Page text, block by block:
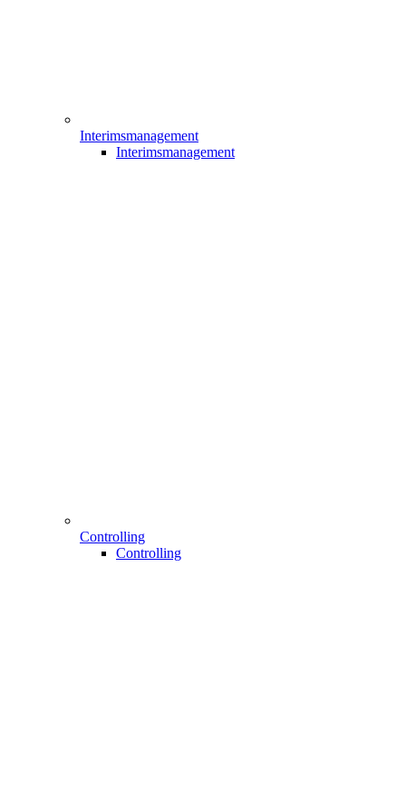
Interimsmanagement
Interimsmanagement
Controlling
Controlling